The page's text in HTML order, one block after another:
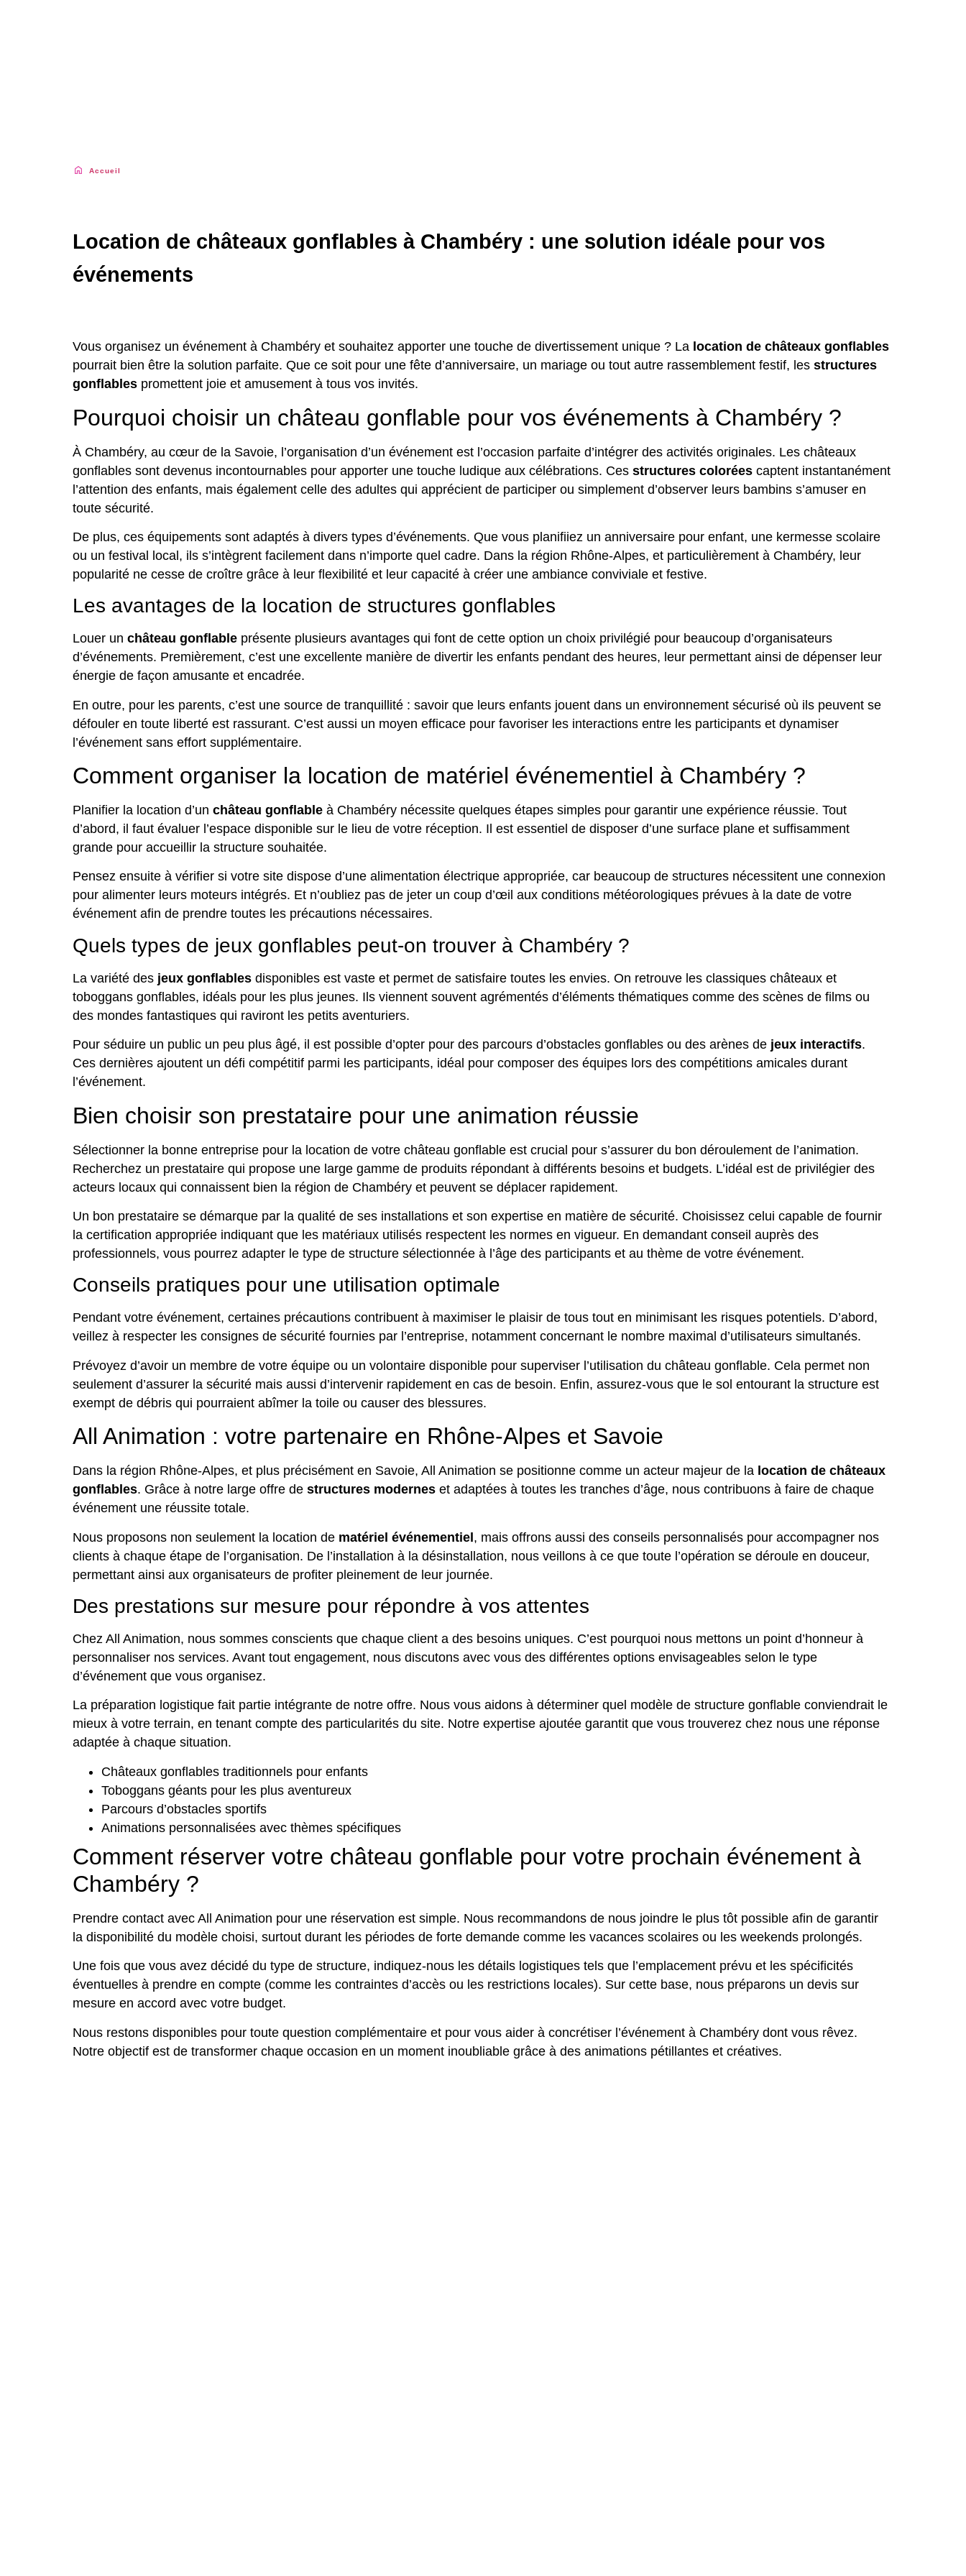
Accueil
Location de châteaux gonflables à Chambéry : une solution idéale pour vos
événements
Vous organisez un événement à Chambéry et souhaitez apporter une touche de divertissement unique ? La location de châteaux gonflables
pourrait bien être la solution parfaite. Que ce soit pour une fête d’anniversaire, un mariage ou tout autre rassemblement festif, les structures
gonflablespromettent joie et amusement à tous vos invités.
Pourquoi choisir un château gonflable pour vos événements à Chambéry ?
À Chambéry, au cœur de la Savoie, l’organisation d’un événement est l’occasion parfaite d’intégrer des activités originales. Les châteaux
gonflables sont devenus incontournables pour apporter une touche ludique aux célébrations. Ces structures coloréescaptent instantanément
l’attention des enfants, mais également celle des adultes qui apprécient de participer ou simplement d’observer leurs bambins s’amuser en
toute sécurité.
De plus, ces équipements sont adaptés à divers types d’événements. Que vous planifiiez un anniversaire pour enfant, une kermesse scolaire
ou un festival local, ils s’intègrent facilement dans n’importe quel cadre. Dans la région Rhône-Alpes, et particulièrement à Chambéry, leur
popularité ne cesse de croître grâce à leur flexibilité et leur capacité à créer une ambiance conviviale et festive.
Les avantages de la location de structures gonflables
Louer un château gonflableprésente plusieurs avantages qui font de cette option un choix privilégié pour beaucoup d’organisateurs
d’événements. Premièrement, c’est une excellente manière de divertir les enfants pendant des heures, leur permettant ainsi de dépenser leur
énergie de façon amusante et encadrée.
En outre, pour les parents, c’est une source de tranquillité : savoir que leurs enfants jouent dans un environnement sécurisé où ils peuvent se
défouler en toute liberté est rassurant. C’est aussi un moyen efficace pour favoriser les interactions entre les participants et dynamiser
l’événement sans effort supplémentaire.
Comment organiser la location de matériel événementiel à Chambéry ?
Planifier la location d’un château gonflableà Chambéry nécessite quelques étapes simples pour garantir une expérience réussie. Tout
d’abord, il faut évaluer l’espace disponible sur le lieu de votre réception. Il est essentiel de disposer d’une surface plane et suffisamment
grande pour accueillir la structure souhaitée.
Pensez ensuite à vérifier si votre site dispose d’une alimentation électrique appropriée, car beaucoup de structures nécessitent une connexion
pour alimenter leurs moteurs intégrés. Et n’oubliez pas de jeter un coup d’œil aux conditions météorologiques prévues à la date de votre
événement afin de prendre toutes les précautions nécessaires.
Quels types de jeux gonflables peut-on trouver à Chambéry ?
La variété des jeux gonflablesdisponibles est vaste et permet de satisfaire toutes les envies. On retrouve les classiques châteaux et
toboggans gonflables, idéals pour les plus jeunes. Ils viennent souvent agrémentés d’éléments thématiques comme des scènes de films ou
des mondes fantastiques qui raviront les petits aventuriers.
Pour séduire un public un peu plus âgé, il est possible d’opter pour des parcours d’obstacles gonflables ou des arènes de jeux interactifs.
Ces dernières ajoutent un défi compétitif parmi les participants, idéal pour composer des équipes lors des compétitions amicales durant
l’événement.
Bien choisir son prestataire pour une animation réussie
Sélectionner la bonne entreprise pour la location de votre château gonflable est crucial pour s’assurer du bon déroulement de l’animation.
Recherchez un prestataire qui propose une large gamme de produits répondant à différents besoins et budgets. L’idéal est de privilégier des
acteurs locaux qui connaissent bien la région de Chambéry et peuvent se déplacer rapidement.
Un bon prestataire se démarque par la qualité de ses installations et son expertise en matière de sécurité. Choisissez celui capable de fournir
la certification appropriée indiquant que les matériaux utilisés respectent les normes en vigueur. En demandant conseil auprès des
professionnels, vous pourrez adapter le type de structure sélectionnée à l’âge des participants et au thème de votre événement.
Conseils pratiques pour une utilisation optimale
Pendant votre événement, certaines précautions contribuent à maximiser le plaisir de tous tout en minimisant les risques potentiels. D’abord,
veillez à respecter les consignes de sécurité fournies par l’entreprise, notamment concernant le nombre maximal d’utilisateurs simultanés.
Prévoyez d’avoir un membre de votre équipe ou un volontaire disponible pour superviser l’utilisation du château gonflable. Cela permet non
seulement d’assurer la sécurité mais aussi d’intervenir rapidement en cas de besoin. Enfin, assurez-vous que le sol entourant la structure est
exempt de débris qui pourraient abîmer la toile ou causer des blessures.
All Animation : votre partenaire en Rhône-Alpes et Savoie
Dans la région Rhône-Alpes, et plus précisément en Savoie, All Animation se positionne comme un acteur majeur de la location de châteaux
gonflables. Grâce à notre large offre de structures moderneset adaptées à toutes les tranches d’âge, nous contribuons à faire de chaque
événement une réussite totale.
Nous proposons non seulement la location de matériel événementiel, mais offrons aussi des conseils personnalisés pour accompagner nos
clients à chaque étape de l’organisation. De l’installation à la désinstallation, nous veillons à ce que toute l’opération se déroule en douceur,
permettant ainsi aux organisateurs de profiter pleinement de leur journée.
Des prestations sur mesure pour répondre à vos attentes
Chez All Animation, nous sommes conscients que chaque client a des besoins uniques. C’est pourquoi nous mettons un point d’honneur à
personnaliser nos services. Avant tout engagement, nous discutons avec vous des différentes options envisageables selon le type
d’événement que vous organisez.
La préparation logistique fait partie intégrante de notre offre. Nous vous aidons à déterminer quel modèle de structure gonflable conviendrait le
mieux à votre terrain, en tenant compte des particularités du site. Notre expertise ajoutée garantit que vous trouverez chez nous une réponse
adaptée à chaque situation.
Châteaux gonflables traditionnels pour enfants
Toboggans géants pour les plus aventureux
Parcours d’obstacles sportifs
Animations personnalisées avec thèmes spécifiques
Comment réserver votre château gonflable pour votre prochain événement à
Chambéry ?
Prendre contact avec All Animation pour une réservation est simple. Nous recommandons de nous joindre le plus tôt possible afin de garantir
la disponibilité du modèle choisi, surtout durant les périodes de forte demande comme les vacances scolaires ou les weekends prolongés.
Une fois que vous avez décidé du type de structure, indiquez-nous les détails logistiques tels que l’emplacement prévu et les spécificités
éventuelles à prendre en compte (comme les contraintes d’accès ou les restrictions locales). Sur cette base, nous préparons un devis sur
mesure en accord avec votre budget.
Nous restons disponibles pour toute question complémentaire et pour vous aider à concrétiser l’événement à Chambéry dont vous rêvez.
Notre objectif est de transformer chaque occasion en un moment inoubliable grâce à des animations pétillantes et créatives.